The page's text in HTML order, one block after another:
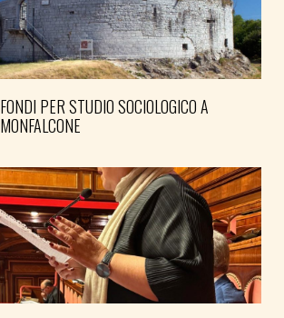
FONDI PER STUDIO SOCIOLOGICO A
MONFALCONE